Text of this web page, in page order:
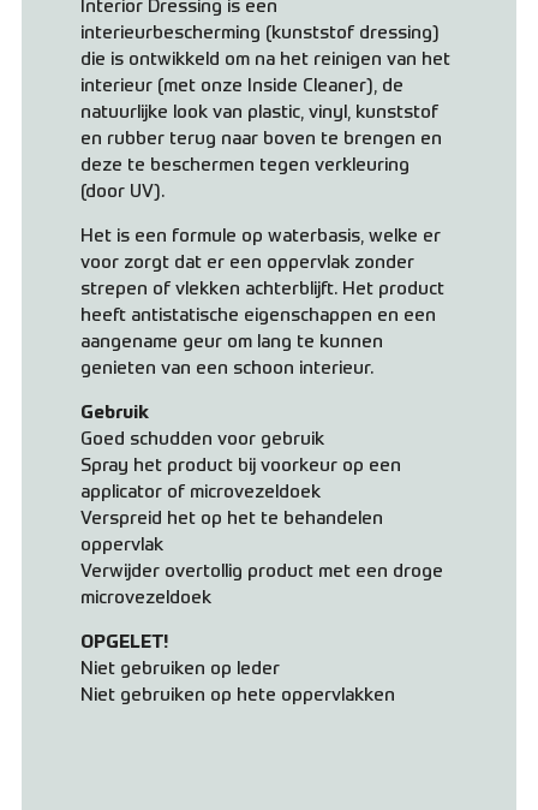
Interior Dressing is een
interieurbescherming (kunststof dressing)
die is ontwikkeld om na het reinigen van het
interieur (met onze Inside Cleaner), de
natuurlijke look van plastic, vinyl, kunststof
en rubber terug naar boven te brengen en
deze te beschermen tegen verkleuring
(door UV).
Het is een formule op waterbasis, welke er
voor zorgt dat er een oppervlak zonder
strepen of vlekken achterblijft. Het product
heeft antistatische eigenschappen en een
aangename geur om lang te kunnen
genieten van een schoon interieur.
Gebruik
Goed schudden voor gebruik
Spray het product bij voorkeur op een
applicator of microvezeldoek
Verspreid het op het te behandelen
oppervlak
Verwijder overtollig product met een droge
microvezeldoek
OPGELET!
Niet gebruiken op leder
Niet gebruiken op hete oppervlakken